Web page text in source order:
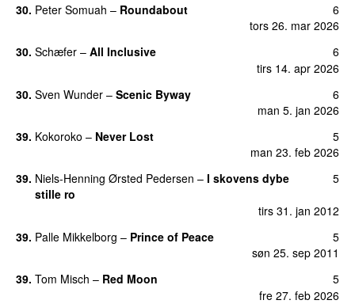
30. Peter Somuah – Roundabout
tors 26. mar 2026
6
30. Schæfer – All Inclusive
tirs 14. apr 2026
6
30. Sven Wunder – Scenic Byway
man 5. jan 2026
6
39. Kokoroko – Never Lost
man 23. feb 2026
5
39. Niels-Henning Ørsted Pedersen – I skovens dybe
stille ro
tirs 31. jan 2012
5
39. Palle Mikkelborg – Prince of Peace
søn 25. sep 2011
5
39. Tom Misch – Red Moon
fre 27. feb 2026
5